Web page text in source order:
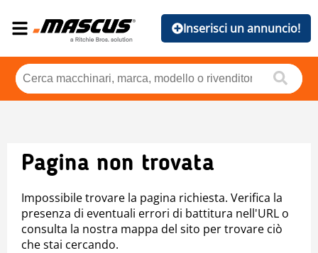
Inserisci un annuncio!
Pagina non trovata
Impossibile trovare la pagina richiesta. Verifica la
presenza di eventuali errori di battitura nell'URL o
consulta la nostra mappa del sito per trovare ciò
che stai cercando.